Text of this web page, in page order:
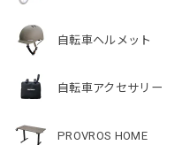
自転車ヘルメット
自転車アクセサリー
PROVROS HOME
ざいます。
2026/05/18